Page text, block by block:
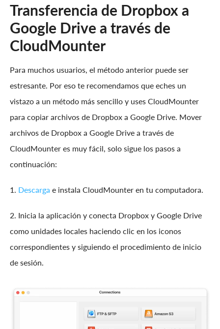
Transferencia de Dropbox a
Google Drive a través de
CloudMounter
Para muchos usuarios, el método anterior puede ser
estresante. Por eso te recomendamos que eches un
vistazo a un método más sencillo y uses CloudMounter
para copiar archivos de Dropbox a Google Drive. Mover
archivos de Dropbox a Google Drive a través de
CloudMounter es muy fácil, solo sigue los pasos a
continuación:
1. Descarga e instala CloudMounter en tu computadora.
2. Inicia la aplicación y conecta Dropbox y Google Drive
como unidades locales haciendo clic en los iconos
correspondientes y siguiendo el procedimiento de inicio
de sesión.